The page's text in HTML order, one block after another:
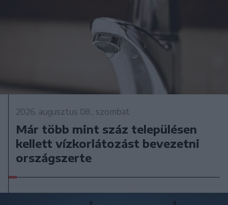
2026. augusztus 08., szombat
Már több mint száz településen
kellett vízkorlátozást bevezetni
országszerte